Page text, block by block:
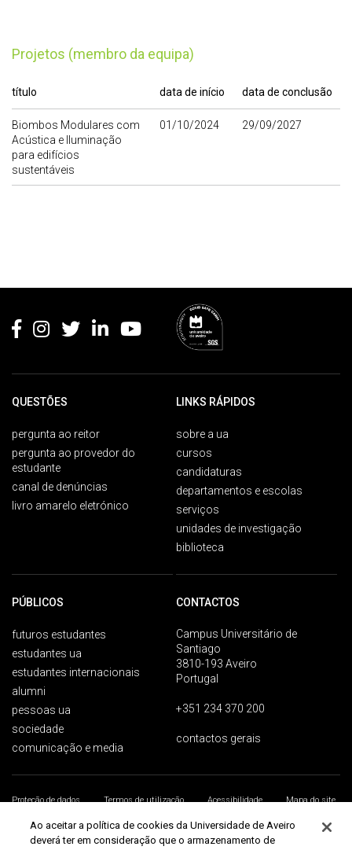
Projetos (membro da equipa)
título data de início data de conclusão
Biombos Modulares com
Acústica e Iluminação
para edifícios
sustentáveis
01/10/2024 29/09/2027
QUESTÕES
pergunta ao reitor
pergunta ao provedor do
estudante
canal de denúncias
livro amarelo eletrónico
LINKS RÁPIDOS
sobre a ua
cursos
candidaturas
departamentos e escolas
serviços
unidades de investigação
biblioteca
PÚBLICOS
futuros estudantes
estudantes ua
estudantes internacionais
alumni
pessoas ua
sociedade
comunicação e media
CONTACTOS
Campus Universitário de
Santiago
3810-193 Aveiro
Portugal
+351 234 370 200
contactos gerais
Proteção de dados Termos de utilização Acessibilidade
Mapa do site
Universidade de Aveiro 2026
Ao aceitar a política de cookies da Universidade de Aveiro
deverá ter em consideração que o armazenamento de